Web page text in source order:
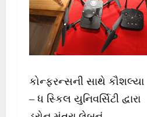
કોન્ફરન્સની સાથે કૌશલ્યા
– ધ સ્કિલ યુનિવર્સિટી દ્વારા